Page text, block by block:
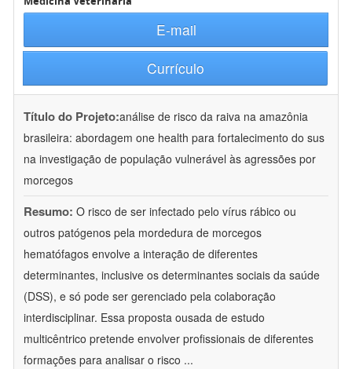
E-mail
Currículo
Título do Projeto:análise de risco da raiva na amazônia
brasileira: abordagem one health para fortalecimento do sus
na investigação de população vulnerável às agressões por
morcegos
Resumo: O risco de ser infectado pelo vírus rábico ou
outros patógenos pela mordedura de morcegos
hematófagos envolve a interação de diferentes
determinantes, inclusive os determinantes sociais da saúde
(DSS), e só pode ser gerenciado pela colaboração
interdisciplinar. Essa proposta ousada de estudo
multicêntrico pretende envolver profissionais de diferentes
formações para analisar o risco ...